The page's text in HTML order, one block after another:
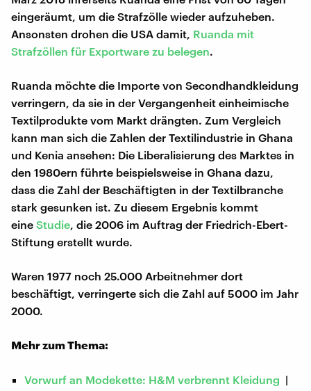
eingeräumt, um die Strafzölle wieder aufzuheben.
Ansonsten drohen die USA damit, Ruanda mit
Strafzöllen für Exportware zu belegen.
Ruanda möchte die Importe von Secondhandkleidung
verringern, da sie in der Vergangenheit einheimische
Textilprodukte vom Markt drängten. Zum Vergleich
kann man sich die Zahlen der Textilindustrie in Ghana
und Kenia ansehen: Die Liberalisierung des Marktes in
den 1980ern führte beispielsweise in Ghana dazu,
dass die Zahl der Beschäftigten in der Textilbranche
stark gesunken ist. Zu diesem Ergebnis kommt
eine Studie , die 2006 im Auftrag der Friedrich-Ebert-
Stiftung erstellt wurde.
Waren 1977 noch 25.000 Arbeitnehmer dort
beschäftigt, verringerte sich die Zahl auf 5000 im Jahr
2000.
Mehr zum Thema:
Vorwurf an Modekette: H&M verbrennt Kleidung |